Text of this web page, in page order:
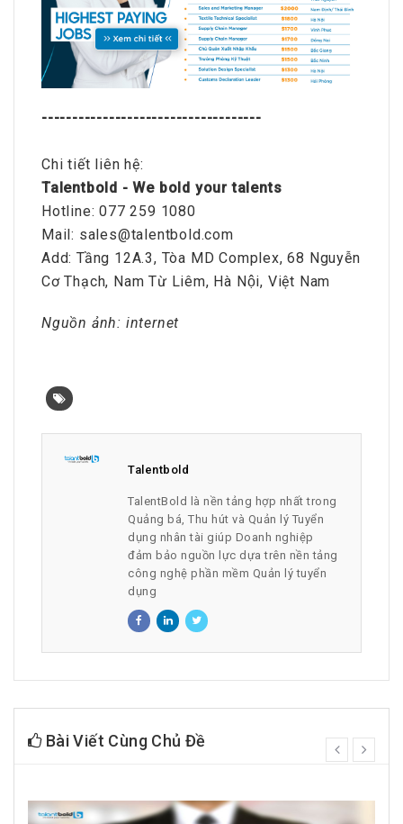
------------------------------------
Chi tiết liên hệ:
Talentbold - We bold your talents
Hotline: 077 259 1080
Mail: sales@talentbold.com
Add: Tầng 12A.3, Tòa MD Complex, 68 Nguyễn
Cơ Thạch, Nam Từ Liêm, Hà Nội, Việt Nam
Nguồn ảnh: internet
Talentbold
TalentBold là nền tảng hợp nhất trong
Quảng bá, Thu hút và Quản lý Tuyển
dụng nhân tài giúp Doanh nghiệp
đảm bảo nguồn lực dựa trên nền tảng
công nghệ phần mềm Quản lý tuyển
dụng
Bài Viết Cùng Chủ Đề
prev